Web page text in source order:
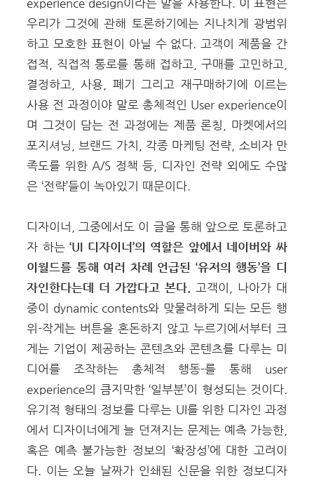
experience design이라는 말을 사용한다. 이 표현은
우리가 그것에 관해 토론하기에는 지나치게 광범위
하고 모호한 표현이 아닐 수 없다. 고객이 제품을 간
접적, 직접적 통로를 통해 접하고, 구매를 고민하고,
결정하고, 사용, 폐기 그리고 재구매하기에 이르는
사용 전 과정이야 말로 총체적인 User experience이
며 그것이 담는 전 과정에는 제품 론칭, 마켓에서의
포지셔닝, 브랜드 가치, 각종 마케팅 전략, 소비자 만
족도를 위한 A/S 정책 등, 디자인 전략 외에도 수많
은 ‘전략’들이 녹아있기 때문이다.
디자이너, 그중에서도 이 글을 통해 앞으로 토론하고
자 하는‘UI 디자이너’의 역할은 앞에서 네이버와 싸
이월드를 통해 여러 차례 언급된 ‘유저의 행동’을 디
자인한다는데 더 가깝다고 본다. 고객이, 나아가 대
중이 dynamic contents와 맞물려하게 되는 모든 행
위-작게는 버튼을 혼돈하지 않고 누르기에서부터 크
게는 기업이 제공하는 콘텐츠와 콘텐츠를 다루는 미
디어를 조작하는 총체적 행동-를 통해 user
experience의 큼지막한 ‘일부분’이 형성되는 것이다.
유기적 형태의 정보를 다루는 UI를 위한 디자인 과정
에서 디자이너에게 늘 던져지는 문제는 예측 가능한,
혹은 예측 불가능한 정보의 ‘확장성’에 대한 고려이
다. 이는 오늘 날짜가 인쇄된 신문을 위한 정보디자